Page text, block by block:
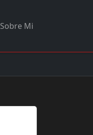
Sobre Mi